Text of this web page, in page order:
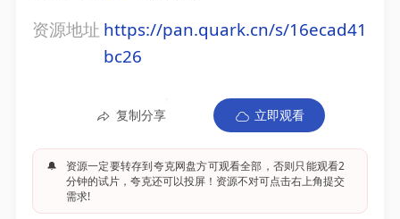
资源地址 https://pan.quark.cn/s/16ecad41
bc26
复制分享 立即观看
🔔
资源一定要转存到夸克网盘方可观看全部，否则只能观看2
分钟的试片，夸克还可以投屏！资源不对可点击右上角提交
需求!